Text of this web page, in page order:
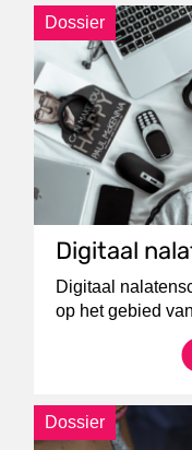
Dossier
Digitaal
Digitaal
op het gebied
Dossier